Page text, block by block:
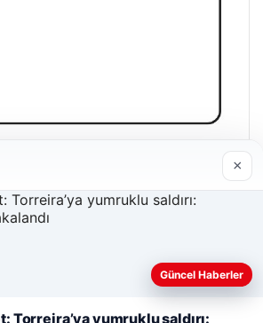
Bürosu
daha iyi anlayabilmek,
×
Güncel Haberler
Torreira’ya yumruklu saldırı: